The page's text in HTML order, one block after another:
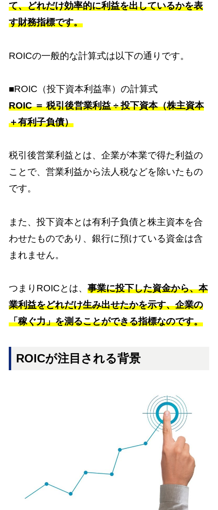
て、どれだけ効率的に利益を出しているかを表
す財務指標です。
ROICの一般的な計算式は以下の通りです。
■ROIC（投下資本利益率）の計算式
ROIC ＝ 税引後営業利益 ÷ 投下資本（株主資本
＋有利子負債）
税引後営業利益とは、企業が本業で得た利益の
ことで、営業利益から法人税などを除いたもの
です。
また、投下資本とは有利子負債と株主資本を合
わせたものであり、銀行に預けている資金は含
まれません。
つまりROICとは、 事業に投下した資金から、本
業利益をどれだけ生み出せたかを示す、企業の
「稼ぐ力」を測ることができる指標なのです。
ROICが注目される背景